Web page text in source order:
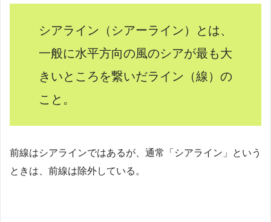
シアライン（シアーライン）とは、
一般に水平方向の風のシアが最も大
きいところを繋いだライン（線）の
こと。
前線はシアラインではあるが、通常「シアライン」という
ときは、前線は除外している。